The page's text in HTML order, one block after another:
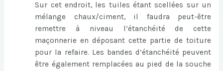
Sur cet endroit, les tuiles étant scellées sur un
mélange chaux/ciment, il faudra peut-être
remettre à niveau l’étanchéité de cette
maçonnerie en déposant cette partie de toiture
pour la refaire. Les bandes d’étanchéité peuvent
être également remplacées au pied de la souche